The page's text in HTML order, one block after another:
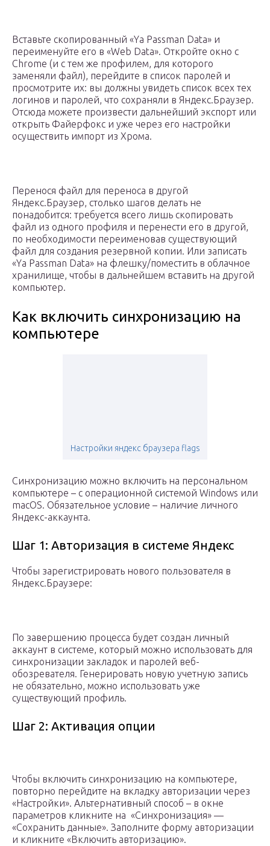
Вставьте скопированный «Ya Passman Data» и
переименуйте его в «Web Data». Откройте окно с
Chrome (и с тем же профилем, для которого
заменяли файл), перейдите в список паролей и
просмотрите их: вы должны увидеть список всех тех
логинов и паролей, что сохраняли в Яндекс.Браузер.
Отсюда можете произвести дальнейший экспорт или
открыть Файерфокс и уже через его настройки
осуществить импорт из Хрома.
Перенося файл для переноса в другой
Яндекс.Браузер, столько шагов делать не
понадобится: требуется всего лишь скопировать
файл из одного профиля и перенести его в другой,
по необходимости переименовав существующий
файл для создания резервной копии. Или записать
«Ya Passman Data» на флешку/поместить в облачное
хранилище, чтобы в дальнейшем вставить на другой
компьютер.
Как включить синхронизацию на
компьютере
Настройки яндекс браузера flags
Синхронизацию можно включить на персональном
компьютере – с операционной системой Windows или
macOS. Обязательное условие – наличие личного
Яндекс-аккаунта.
Шаг 1: Авторизация в системе Яндекс
Чтобы зарегистрировать нового пользователя в
Яндекс.Браузере:
По завершению процесса будет создан личный
аккаунт в системе, который можно использовать для
синхронизации закладок и паролей веб-
обозревателя. Генерировать новую учетную запись
не обязательно, можно использовать уже
существующий профиль.
Шаг 2: Активация опции
Чтобы включить синхронизацию на компьютере,
повторно перейдите на вкладку авторизации через
«Настройки». Альтернативный способ – в окне
параметров кликните на «Синхронизация» —
«Сохранить данные». Заполните форму авторизации
и кликните «Включить авторизацию».